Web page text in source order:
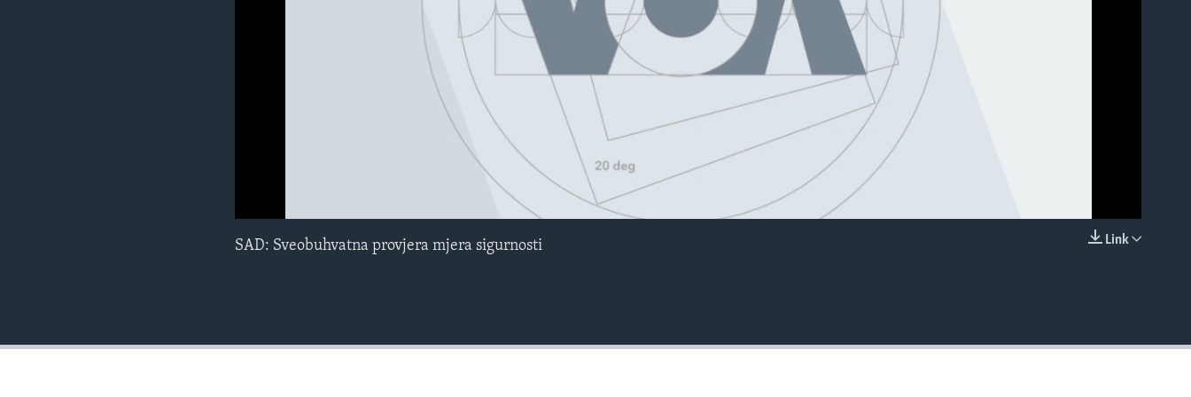
0:00 Link
SAD: Sveobuhvatna provjera mjera sigurnosti